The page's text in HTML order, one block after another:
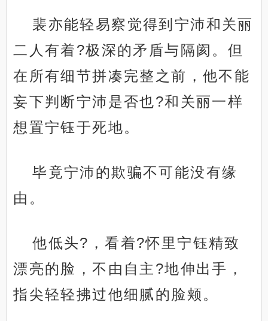
裴亦能轻易察觉得到宁沛和关丽
二人有着?极深的矛盾与隔阂。但
在所有细节拼凑完整之前，他不能
妄下判断宁沛是否也?和关丽一样
想置宁钰于死地。
毕竟宁沛的欺骗不可能没有缘
由。
他低头?，看着?怀里宁钰精致
漂亮的脸，不由自主?地伸出手，
指尖轻轻拂过他细腻的脸颊。